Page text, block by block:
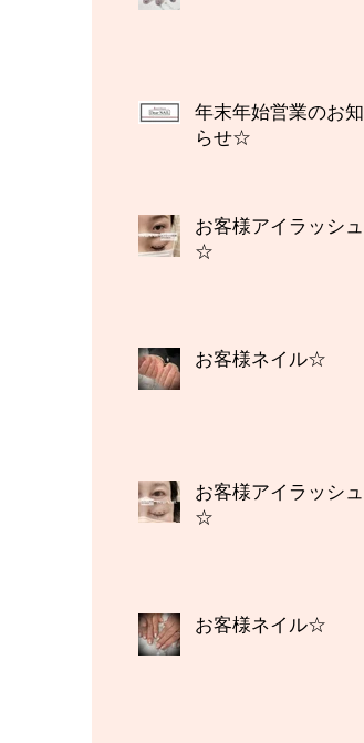
年末年始営業のお知
らせ☆
お客様アイラッシュ
☆
お客様ネイル☆
お客様アイラッシュ
☆
お客様ネイル☆